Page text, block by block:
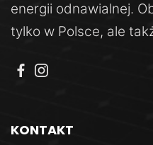
energii odnawialnej.
tylko w Polsce, ale
KONTAKT